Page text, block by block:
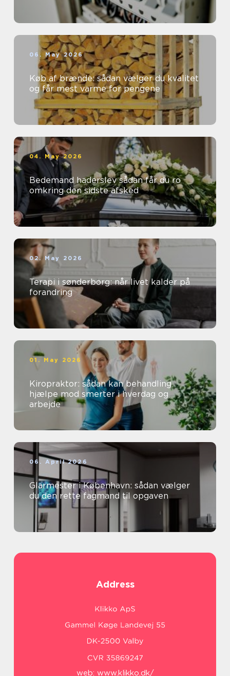
06. May 2026
Køb af brænde: sådan vælger du kvalitet
og får mest varme for pengene
04. May 2026
Bedemand haderslev sådan får du ro
omkring den sidste afsked
02. May 2026
Terapi i sønderborg: når livet kalder på
forandring
01. May 2026
Kiropraktor: sådan kan behandling
hjælpe mod smerter i hverdag og
arbejde
06. April 2026
Glarmester i København: sådan vælger
du den rette fagmand til opgaven
Address
web: www.klikko.dk/